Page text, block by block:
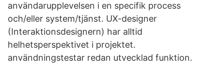
användarupplevelsen i en specifik process
och/eller system/tjänst. UX-designer
(Interaktionsdesignern) har alltid
helhetsperspektivet i projektet.
användningstestar redan utvecklad funktion.